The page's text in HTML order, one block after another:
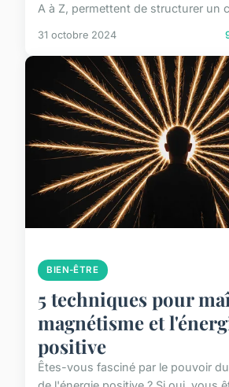
A à Z, permettent de structurer un
31 octobre 2024
BIEN-ÊTRE
5 techniques pour
magnétisme et
positive
Êtes-vous fasciné par le pouvoir